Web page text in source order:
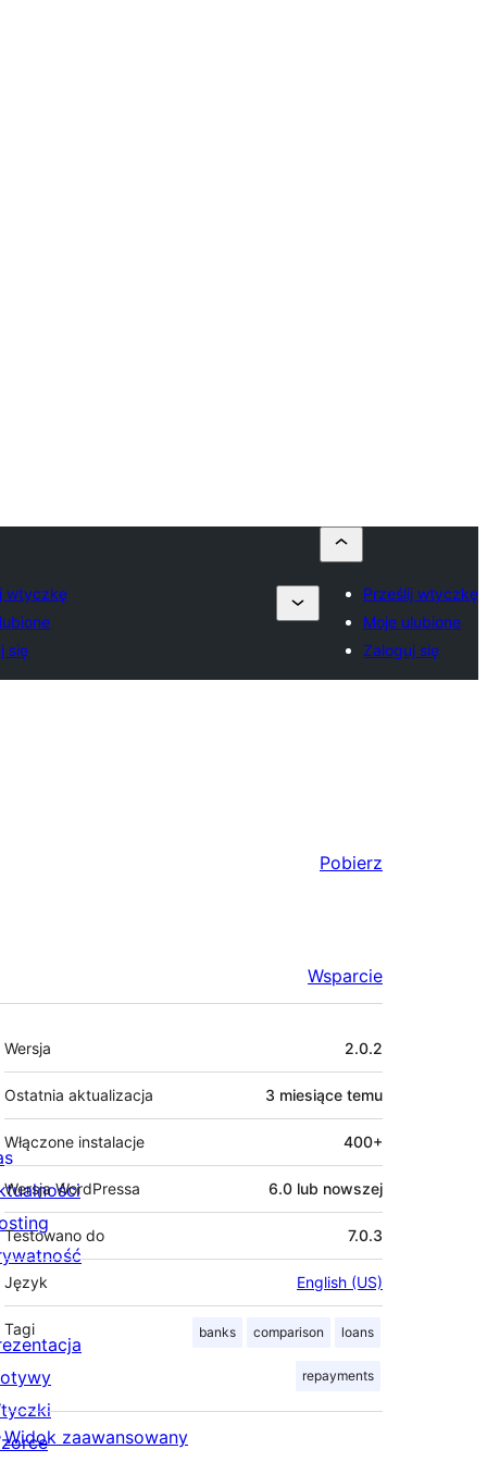
wtyczkę
się
Prześlij wtyczkę
Moje ulubione
Zaloguj się
Pobierz
Wsparcie
Meta
Wersja 2.0.2
Ostatnia aktualizacja 3 miesiące temu
Włączone instalacje 400+
Wersja WordPressa 6.0 lub nowszej
Testowano do 7.0.3
Język English (US)
Tagi banks comparison loans
repayments
Widok zaawansowany